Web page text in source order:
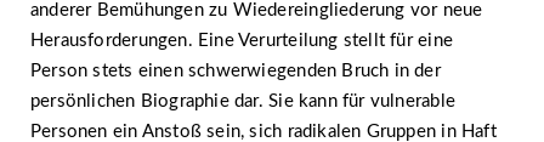
anderer Bemühungen zu Wiedereingliederung vor neue
Herausforderungen. Eine Verurteilung stellt für eine
Person stets einen schwerwiegenden Bruch in der
persönlichen Biographie dar. Sie kann für vulnerable
Personen ein Anstoß sein, sich radikalen Gruppen in Haft